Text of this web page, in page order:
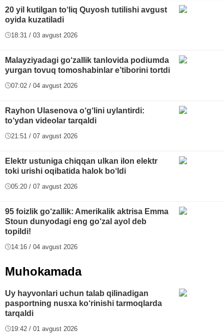
20 yil kutilgan to‘liq Quyosh tutilishi avgust
oyida kuzatiladi
18:31 / 03 avgust 2026
Malayziyadagi go‘zallik tanlovida podiumda
yurgan tovuq tomoshabinlar e’tiborini tortdi
07:02 / 04 avgust 2026
Rayhon Ulasenova o‘g‘lini uylantirdi:
to‘ydan videolar tarqaldi
21:51 / 07 avgust 2026
Elektr ustuniga chiqqan ulkan ilon elektr
toki urishi oqibatida halok bo‘ldi
05:20 / 07 avgust 2026
95 foizlik go‘zallik: Amerikalik aktrisa Emma
Stoun dunyodagi eng go‘zal ayol deb
topildi!
14:16 / 04 avgust 2026
Muhokamada
Uy hayvonlari uchun talab qilinadigan
pasportning nusxa ko‘rinishi tarmoqlarda
tarqaldi
19:42 / 01 avgust 2026